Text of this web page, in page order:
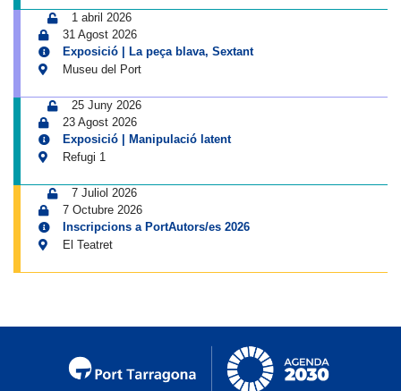
1 abril 2026
31 Agost 2026
Exposició | La peça blava, Sextant
Museu del Port
25 Juny 2026
23 Agost 2026
Exposició | Manipulació latent
Refugi 1
7 Juliol 2026
7 Octubre 2026
Inscripcions a PortAutors/es 2026
El Teatret